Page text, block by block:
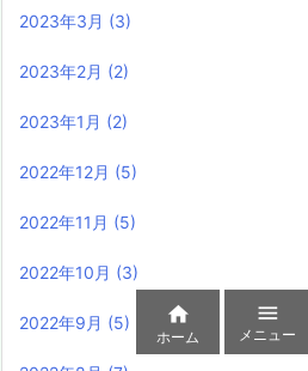
2023年3月 (3)
2023年2月 (2)
2023年1月 (2)
2022年12月 (5)
2022年11月 (5)
2022年10月 (3)
2022年9月 (5) 
ホーム

メニュー